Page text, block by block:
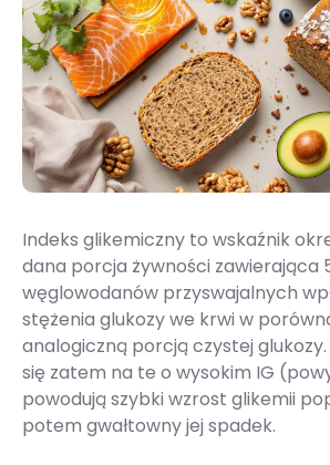
Indeks glikemiczny to wskaźnik
dana porcja żywności zawierająca
węglowodanów przyswajalnych
stężenia glukozy we krwi w
analogiczną porcją czystej
się zatem na te o wysokim IG
powodują szybki wzrost glikemii
potem gwałtowny jej spadek.